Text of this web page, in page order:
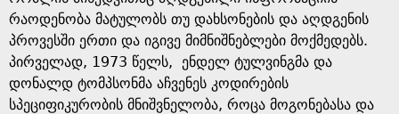
რაოდენობა მატულობს თუ დახსონების და აღდგენის
პროვესში ერთი და იგივე მიმნიშნებლები მოქმედებს.
პირველად, 1973 წელს, ენდელ ტულვინგმა და
დონალდ ტომპსონმა აჩვენეს კოდირების
სპეციფიკურობის მნიშვნელობა, როცა მოგონებასა და